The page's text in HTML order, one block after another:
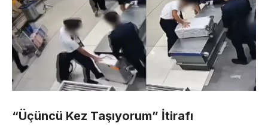
“Üçüncü Kez Taşıyorum” İtirafı